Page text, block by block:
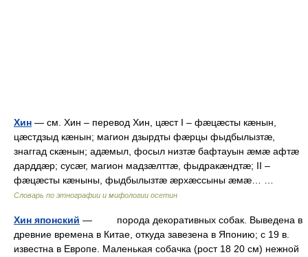
Хин — см. Хин – перевод Хин, цæст I – фæцæсты кæнын,
цæстдзыд кæнын; магион дзырдты фæрцы фыдбылызтæ,
знаггад скæнын; адæмыл, фосыл низтæ бафтауын æмæ афтæ
дарддæр; сусæг, магион мадзæлттæ, фыдракæндтæ; II –
фæцæсты кæныны, фыдбылызтæ æрхæссыны æмæ… …
Словарь по этнографии и мифологии осетин
Хин японский — порода декоративных собак. Выведена в
древние времена в Китае, откуда завезена в Японию; с 19 в.
известна в Европе. Маленькая собачка (рост 18 20 см) нежной